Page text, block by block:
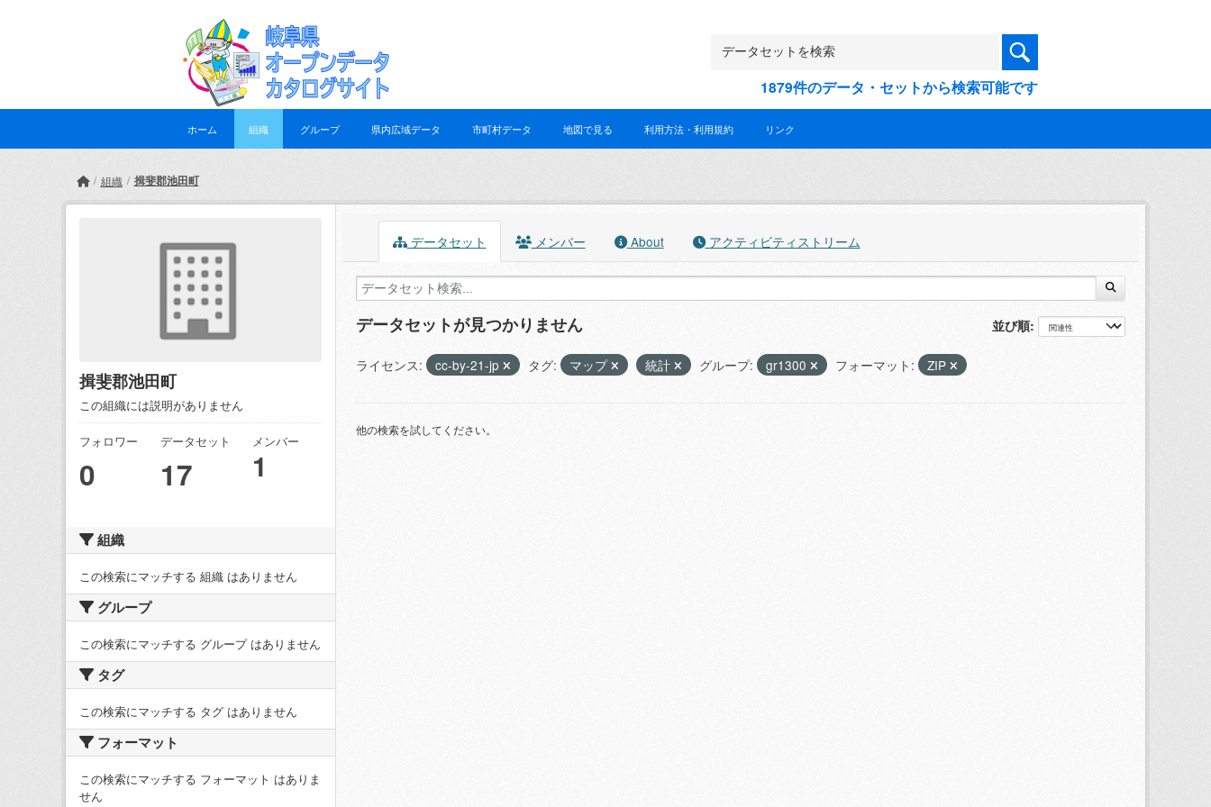
1879件のデータ・セットから検索可能です
ホーム 組織 グループ 県内広域データ 市町村データ 地図で見る 利用方法・利用規約 リンク
組織 揖斐郡池田町
揖斐郡池田町
この組織には説明がありません
フォロワー
0
データセット
17
メンバー
1
組織
この検索にマッチする 組織 はありません
グループ
この検索にマッチする グループ はありません
タグ
この検索にマッチする タグ はありません
フォーマット
この検索にマッチする フォーマット はありま
せん
データセット メンバー About アクティビティストリーム
並び順
データセットが見つかりません
ライセンス: cc-by-21-jp タグ: マップ 統計 グループ: gr1300 フォーマット: ZIP
他の検索を試してください。